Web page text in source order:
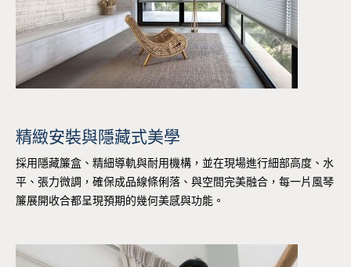
精緻安裝與隱藏式美學
採用隱藏簾盒、精細導軌與耐用機構，並在現場進行細部高度、水
平、張力微調，確保成品線條俐落、與空間完美融合，每一片風琴
簾展開收合都呈現預期的幾何美感與功能。